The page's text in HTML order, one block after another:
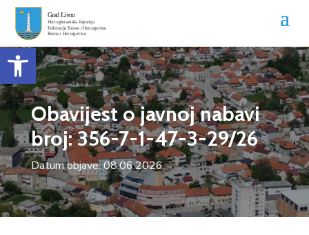
Open toolbar
Obavijest o javnoj nabavi
broj: 356-7-1-47-3-29/26
Datum objave: 08.06.2026.